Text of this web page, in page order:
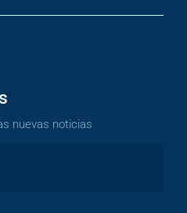
nuevas noticias